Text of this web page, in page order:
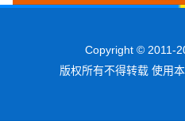
Copyright © 2011-
版权所有不得转载 使用